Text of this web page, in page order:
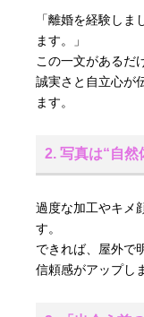
「離婚を経験し
ます。」
この一文があるだ
誠実さと自立心が
ます。
2. 写真は“自然
過度な加工やキメ
す。
できれば、屋外で
信頼感がアップし